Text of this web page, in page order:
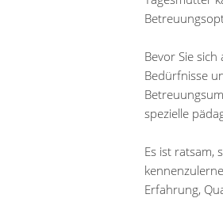
Bevor Sie
Bedürfnisse
spezielle
Es ist ratsam,
Erfahrung,